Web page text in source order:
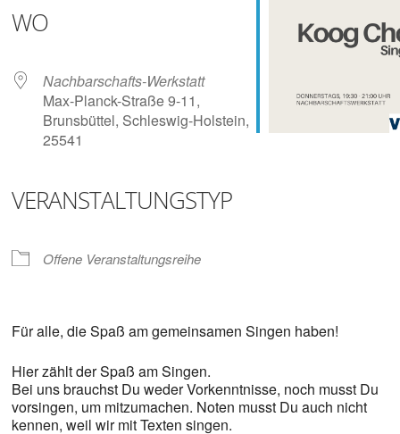
WO
Nachbarschafts-Werkstatt
Max-Planck-Straße 9-11,
Brunsbüttel, Schleswig-Holstein,
25541
VERANSTALTUNGSTYP
Offene Veranstaltungsreihe
Für alle, die Spaß am gemeinsamen Singen haben!
Hier zählt der Spaß am Singen.
Bei uns brauchst Du weder Vorkenntnisse, noch musst Du
vorsingen, um mitzumachen. Noten musst Du auch nicht
kennen, weil wir mit Texten singen.